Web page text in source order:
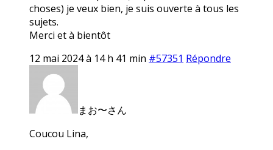
choses) je veux bien, je suis ouverte à tous les
sujets.
Merci et à bientôt
12 mai 2024 à 14 h 41 min #57351 Répondre
まお〜さん
Coucou Lina,